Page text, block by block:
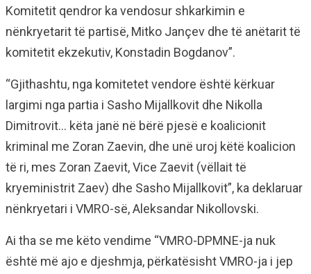
Komitetit qendror ka vendosur shkarkimin e
nënkryetarit të partisë, Mitko Jançev dhe të anëtarit të
komitetit ekzekutiv, Konstadin Bogdanov”.
“Gjithashtu, nga komitetet vendore është kërkuar
largimi nga partia i Sasho Mijallkovit dhe Nikolla
Dimitrovit… këta janë në bërë pjesë e koalicionit
kriminal me Zoran Zaevin, dhe unë uroj këtë koalicion
të ri, mes Zoran Zaevit, Vice Zaevit (vëllait të
kryeministrit Zaev) dhe Sasho Mijallkovit”, ka deklaruar
nënkryetari i VMRO-së, Aleksandar Nikollovski.
Ai tha se me këto vendime “VMRO-DPMNE-ja nuk
është më ajo e djeshmja, përkatësisht VMRO-ja i jep